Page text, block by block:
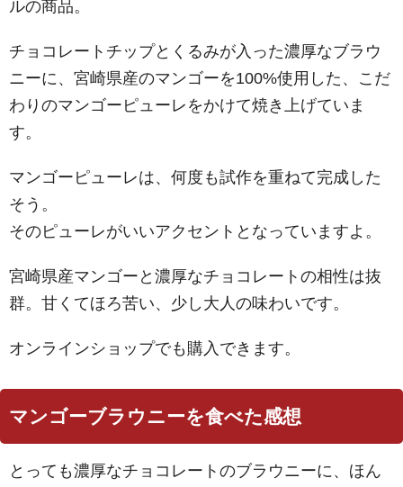
ルの商品。
チョコレートチップとくるみが入った濃厚なブラウ
ニーに、宮崎県産のマンゴーを100%使用した、こだ
わりのマンゴーピューレをかけて焼き上げていま
す。
マンゴーピューレは、何度も試作を重ねて完成した
そう。
そのピューレがいいアクセントとなっていますよ。
宮崎県産マンゴーと濃厚なチョコレートの相性は抜
群。甘くてほろ苦い、少し大人の味わいです。
オンラインショップでも購入できます。
マンゴーブラウニーを食べた感想
とっても濃厚なチョコレートのブラウニーに、ほん